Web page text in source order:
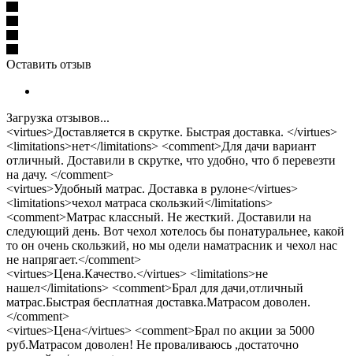
Оставить отзыв
Загрузка отзывов...
<virtues>Доставляется в скрутке. Быстрая доставка. </virtues>
<limitations>нет</limitations> <comment>Для дачи вариант
отличный. Доставили в скрутке, что удобно, что б перевезти
на дачу. </comment>
<virtues>Удобный матрас. Доставка в рулоне</virtues>
<limitations>чехол матраса скользкий</limitations>
<comment>Матрас классный. Не жесткий. Доставили на
следующий день. Вот чехол хотелось бы понатуральнее, какой
то он очень скользкий, но мы одели наматрасник и чехол нас
не напрягает.</comment>
<virtues>Цена.Качество.</virtues> <limitations>не
нашел</limitations> <comment>Брал для дачи,отличный
матрас.Быстрая бесплатная доставка.Матрасом доволен.
</comment>
<virtues>Цена</virtues> <comment>Брал по акции за 5000
руб.Матрасом доволен! Не проваливаюсь ,достаточно